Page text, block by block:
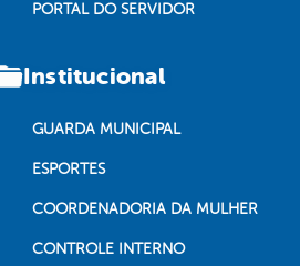
PORTAL DO SERVIDOR
Institucional
GUARDA MUNICIPAL
ESPORTES
COORDENADORIA DA MULHER
CONTROLE INTERNO